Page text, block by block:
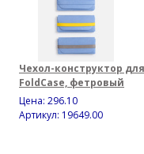
Чехол-конструктор
FoldCase, фетровый
Цена: 296.10
Артикул: 19649.00